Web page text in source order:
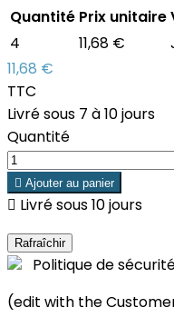
Quantité Prix unitaire
4
11,68 €
11,68 €
TTC
Livré sous 7 à 10 jours
Quantité
 Ajouter au panier
 Livré sous 10 jours
Politique de
(edit with the